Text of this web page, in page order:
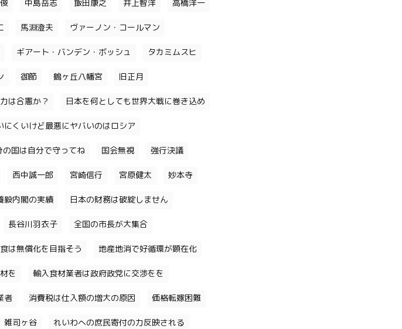
中島岳志 飯田康之 井上智洋 高橋洋一
馬淵澄夫 ヴァーノン・コールマン
ギアート・バンデン・ボッシュ タカミムスヒ
御節 鶴ヶ丘八幡宮 旧正月
は合憲か？ 日本を何としても世界大戦に巻き込め
にくいけど最悪にヤバいのはロシア
の国は自分で守ってね 国会無視 強行決議
西中誠一郎 宮崎信行 宮原健太 妙本寺
毅内閣の実績 日本の財務は破綻しません
長谷川羽衣子 全国の市長が大集合
は無償化を目指そう 地産地消で好循環が顕在化
を 輸入食材業者は政府政党に交渉をを
者 消費税は仕入額の増大の原因 価格転嫁困難
雑司ヶ谷 れいわへの庶民寄付の力反映される